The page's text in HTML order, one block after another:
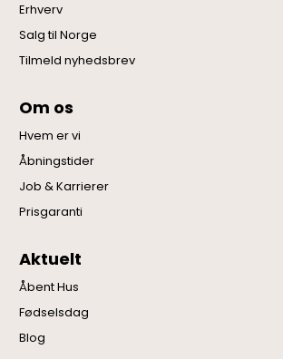
Erhverv
Salg til Norge
Tilmeld nyhedsbrev
Om os
Hvem er vi
Åbningstider
Job & Karrierer
Prisgaranti
Aktuelt
Åbent Hus
Fødselsdag
Blog